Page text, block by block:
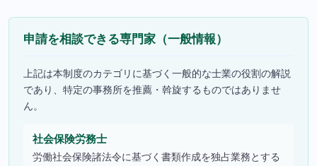
申請を相談できる専門家（一般情報）
上記は本制度のカテゴリに基づく一般的な士業の役割の解説
であり、特定の事務所を推薦・斡旋するものではありませ
ん。
社会保険労務士
労働社会保険諸法令に基づく書類作成を独占業務とする